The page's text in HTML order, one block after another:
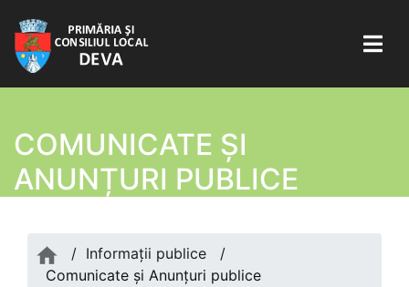
COMUNICATE ŞI
ANUNȚURI PUBLICE
/ Informații publice
/
Comunicate şi Anunțuri publice